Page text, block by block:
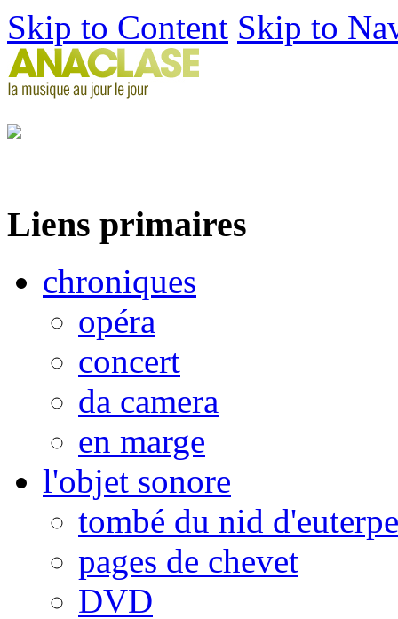
Skip to Content Skip to
Liens primaires
chroniques
opéra
concert
da camera
en marge
l'objet sonore
tombé du nid d'euterpe
pages de chevet
DVD